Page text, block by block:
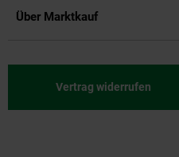
Über Marktkauf
Vertrag widerrufen